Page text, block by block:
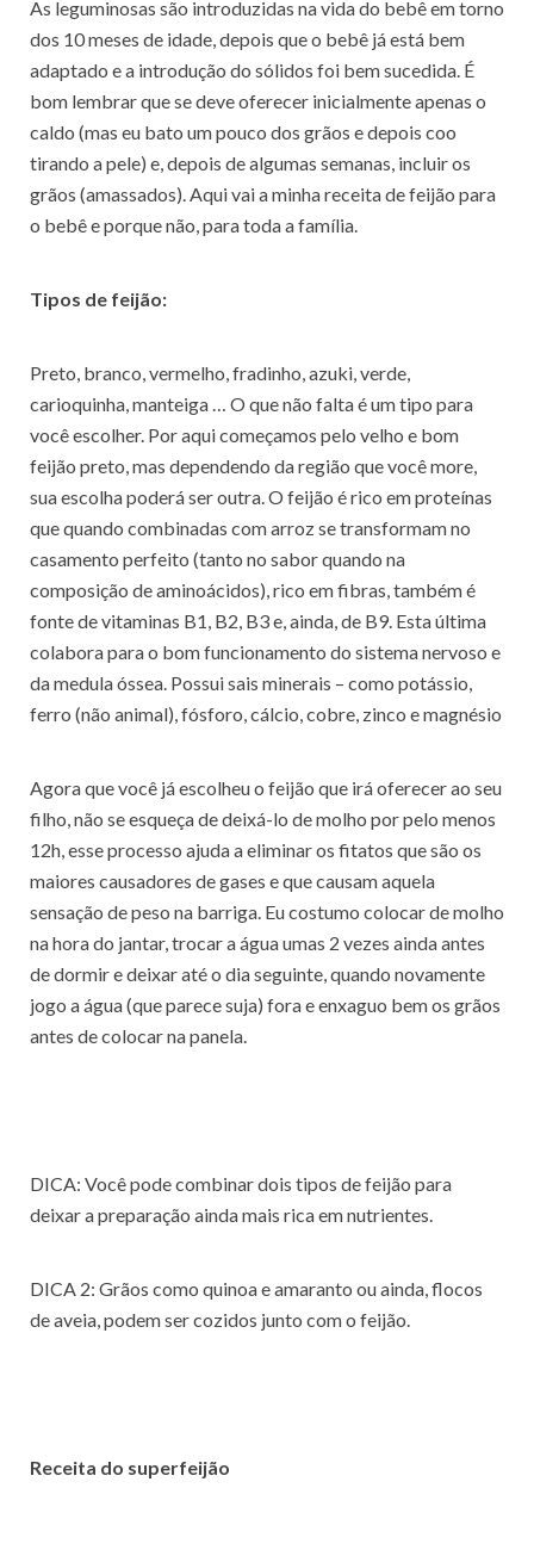
As leguminosas são introduzidas na vida do bebê em torno
dos 10 meses de idade, depois que o bebê já está bem
adaptado e a introdução do sólidos foi bem sucedida. É
bom lembrar que se deve oferecer inicialmente apenas o
caldo (mas eu bato um pouco dos grãos e depois coo
tirando a pele) e, depois de algumas semanas, incluir os
grãos (amassados). Aqui vai a minha receita de feijão para
o bebê e porque não, para toda a família.
Tipos de feijão:
Preto, branco, vermelho, fradinho, azuki, verde,
carioquinha, manteiga … O que não falta é um tipo para
você escolher. Por aqui começamos pelo velho e bom
feijão preto, mas dependendo da região que você more,
sua escolha poderá ser outra. O feijão é rico em proteínas
que quando combinadas com arroz se transformam no
casamento perfeito (tanto no sabor quando na
composição de aminoácidos), rico em fibras, também é
fonte de vitaminas B1, B2, B3 e, ainda, de B9. Esta última
colabora para o bom funcionamento do sistema nervoso e
da medula óssea. Possui sais minerais – como potássio,
ferro (não animal), fósforo, cálcio, cobre, zinco e magnésio
Agora que você já escolheu o feijão que irá oferecer ao seu
filho, não se esqueça de deixá-lo de molho por pelo menos
12h, esse processo ajuda a eliminar os fitatos que são os
maiores causadores de gases e que causam aquela
sensação de peso na barriga. Eu costumo colocar de molho
na hora do jantar, trocar a água umas 2 vezes ainda antes
de dormir e deixar até o dia seguinte, quando novamente
jogo a água (que parece suja) fora e enxaguo bem os grãos
antes de colocar na panela.
DICA: Você pode combinar dois tipos de feijão para
deixar a preparação ainda mais rica em nutrientes.
DICA 2: Grãos como quinoa e amaranto ou ainda, flocos
de aveia, podem ser cozidos junto com o feijão.
Receita do superfeijão